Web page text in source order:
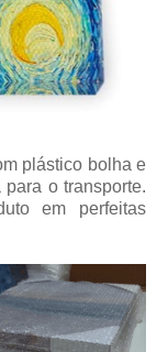
plástico bolha e
o transporte.
em perfeitas